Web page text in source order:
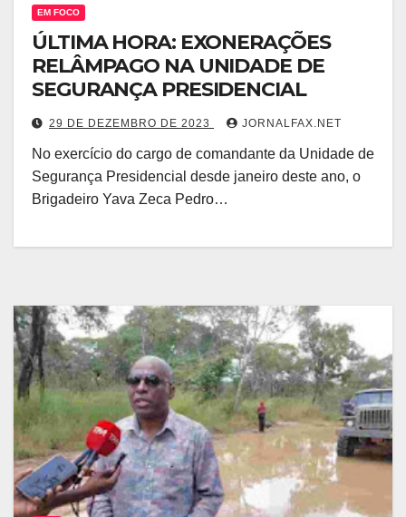
EM FOCO
ÚLTIMA HORA: EXONERAÇÕES
RELÂMPAGO NA UNIDADE DE
SEGURANÇA PRESIDENCIAL
29 DE DEZEMBRO DE 2023 JORNALFAX.NET
No exercício do cargo de comandante da Unidade de
Segurança Presidencial desde janeiro deste ano, o
Brigadeiro Yava Zeca Pedro…